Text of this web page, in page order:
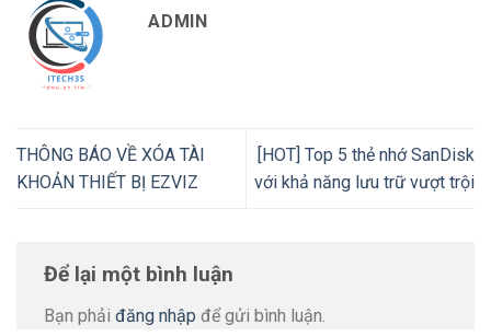
ADMIN
THÔNG BÁO VỀ XÓA TÀI
KHOẢN THIẾT BỊ EZVIZ
[HOT] Top 5 thẻ nhớ SanDisk
với khả năng lưu trữ vượt trội
Để lại một bình luận
Bạn phải đăng nhập để gửi bình luận.